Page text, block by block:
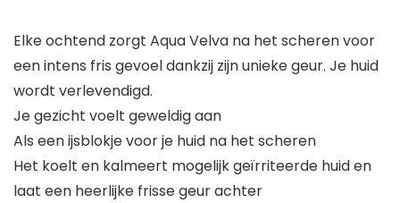
Elke ochtend zorgt Aqua Velva na het scheren voor
een intens fris gevoel dankzij zijn unieke geur. Je huid
wordt verlevendigd.
Je gezicht voelt geweldig aan
Als een ijsblokje voor je huid na het scheren
Het koelt en kalmeert mogelijk geïrriteerde huid en
laat een heerlijke frisse geur achter